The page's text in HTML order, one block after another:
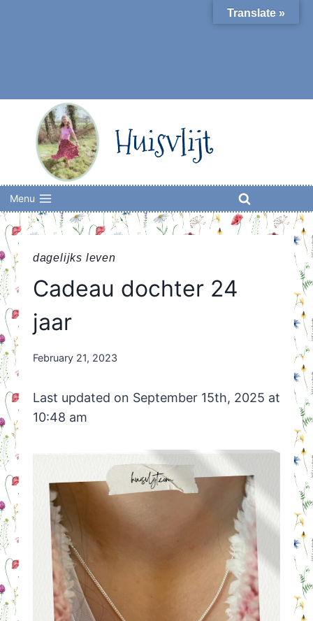
Huisvlijt
Menu
dagelijks leven
Cadeau dochter 24
jaar
By
February 21, 2023
Last updated on September 15th, 2025 at
10:48 am
Translate »